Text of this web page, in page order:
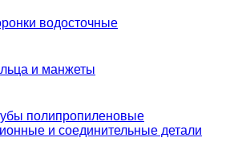
водосточные
и манжеты
полипропиленовые
и соединительные детали